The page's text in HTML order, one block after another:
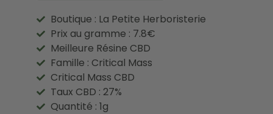
Boutique : La Petite Herboristerie
Prix au gramme : 7.8€
Meilleure Résine CBD
Famille : Critical Mass
Critical Mass CBD
Taux CBD : 27%
Quantité : 1g